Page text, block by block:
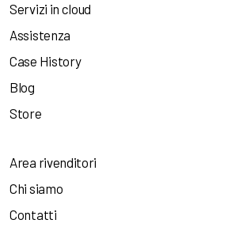
Servizi in cloud
Assistenza
Case History
Blog
Store
Area rivenditori
Chi siamo
Contatti